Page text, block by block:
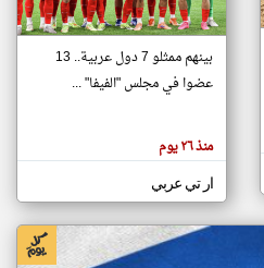
تغيير الدولة
اخبار جزر القمر على مدار الساعة
أهم اخبار جزر القمر العاجلة والمباشرة
بينهم ممثلو 7 دول عربية.. 13
عضوا في مجلس "الفيفا" ...
منذ ٢٦ يوم
ار تي عربي
klyoum.com